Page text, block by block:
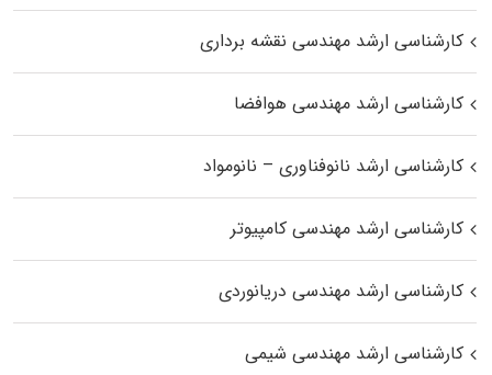
کارشناسی ارشد مهندسی نقشه برداری
کارشناسی ارشد مهندسی هوافضا
کارشناسی ارشد نانوفناوری – نانومواد
کارشناسی ارشد مهندسی کامپیوتر
کارشناسی ارشد مهندسی دریانوردی
کارشناسی ارشد مهندسی شیمی